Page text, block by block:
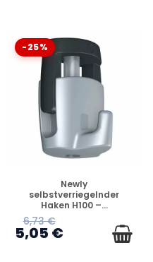
-25%
VERFÜGBAR
Newly
selbstverriegelnder
Haken H100 –...
6,73 €
5,05 €